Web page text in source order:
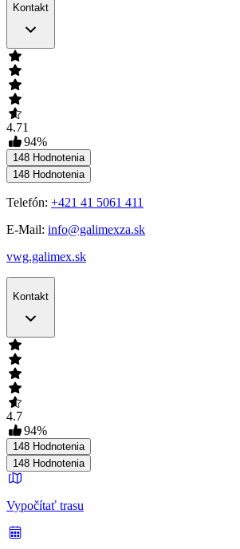
Kontakt
4.71
94%
148 Hodnotenia
148 Hodnotenia
Telefón: +421 41 5061 411
E-Mail: info@galimexza.sk
vwg.galimex.sk
Kontakt
4.7
94%
148 Hodnotenia
148 Hodnotenia
Vypočítať trasu